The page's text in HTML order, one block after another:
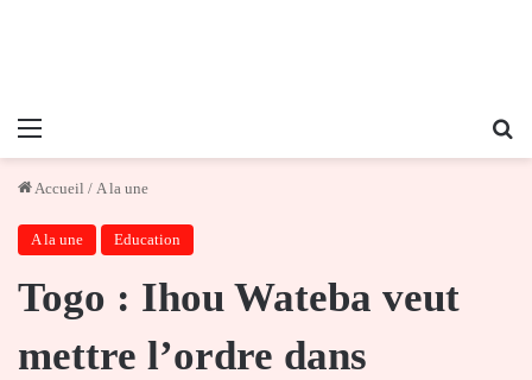
Menu
Accueil / A la une
A la une Education
Togo : Ihou Wateba veut
mettre l’ordre dans